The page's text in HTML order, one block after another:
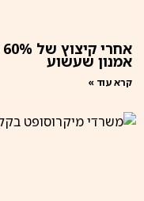
אמנון שעשוע
קרא עוד »